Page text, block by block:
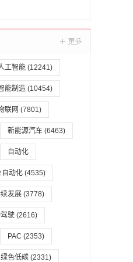
工智能 (12241)
能制造 (10454)
联网 (7801)
新能源汽车 (6463)
自动化
自动化 (4535)
发展 (3778)
驶 (2616)
PAC (2353)
绿色低碳 (2331)